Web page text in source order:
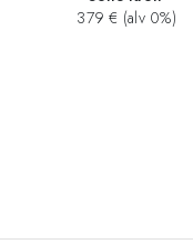
379 € (alv 0%)